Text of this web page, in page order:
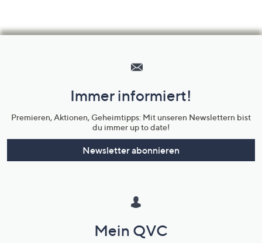
Unternehmensinformationen
Immer informiert!
Premieren, Aktionen, Geheimtipps: Mit unseren Newslettern bist
du immer up to date!
Newsletter abonnieren
Mein QVC